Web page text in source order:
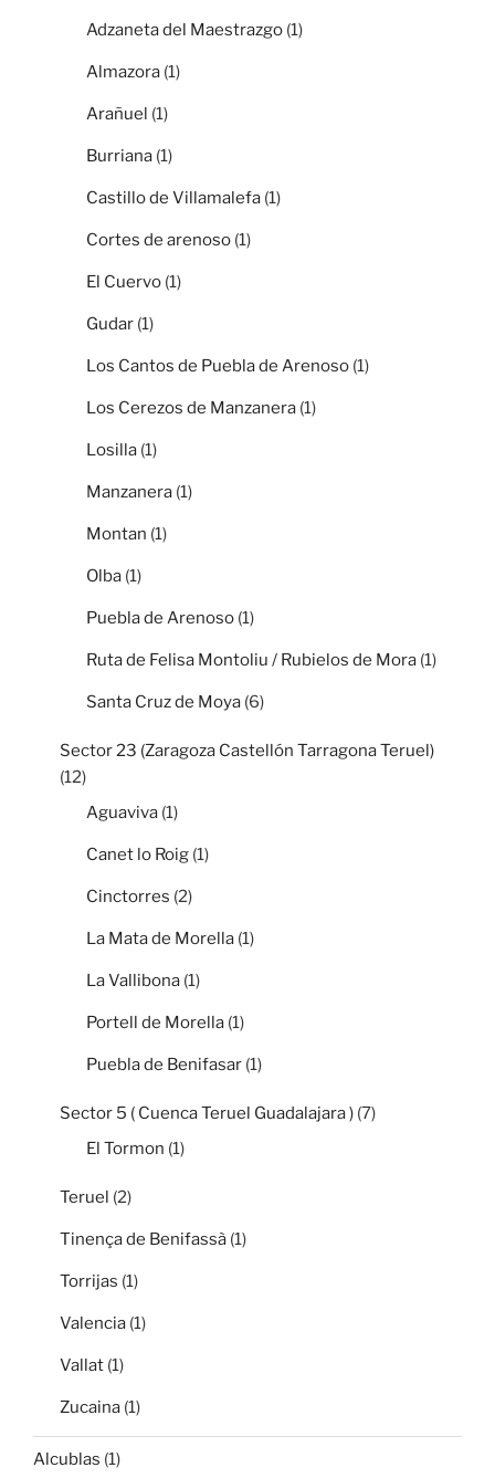
Adzaneta del Maestrazgo (1)
Almazora (1)
Arañuel (1)
Burriana (1)
Castillo de Villamalefa (1)
Cortes de arenoso (1)
El Cuervo (1)
Gudar (1)
Los Cantos de Puebla de Arenoso (1)
Los Cerezos de Manzanera (1)
Losilla (1)
Manzanera (1)
Montan (1)
Olba (1)
Puebla de Arenoso (1)
Ruta de Felisa Montoliu / Rubielos de Mora (1)
Santa Cruz de Moya (6)
Sector 23 (Zaragoza Castellón Tarragona Teruel)
(12)
Aguaviva (1)
Canet lo Roig (1)
Cinctorres (2)
La Mata de Morella (1)
La Vallibona (1)
Portell de Morella (1)
Puebla de Benifasar (1)
Sector 5 ( Cuenca Teruel Guadalajara ) (7)
El Tormon (1)
Teruel (2)
Tinença de Benifassà (1)
Torrijas (1)
Valencia (1)
Vallat (1)
Zucaina (1)
Alcublas (1)